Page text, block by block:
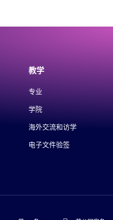
教学
专业
学院
海外交流和访学
电子文件验签